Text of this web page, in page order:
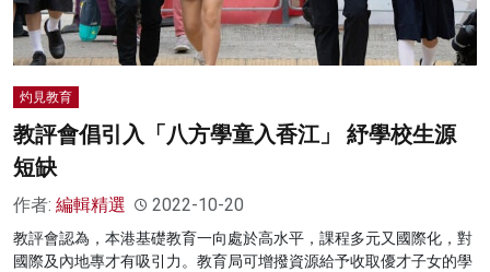
灼見教育
教評會倡引入「八方學童入香江」 紓學校生源
短缺
作者: 編輯精選 2022-10-20
教評會認為，本港基礎教育一向處於高水平，課程多元又國際化，對
國際及內地專才有吸引力。教育局可增撥資源給予收取優才子女的學